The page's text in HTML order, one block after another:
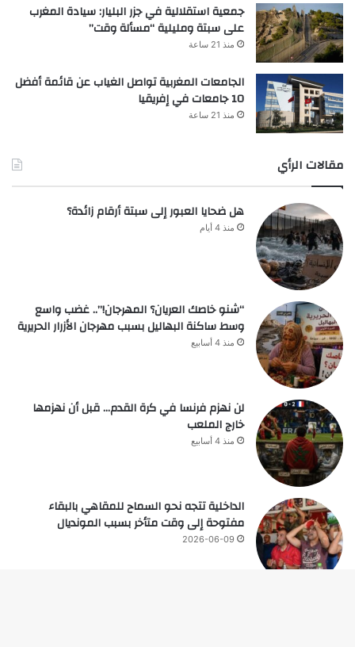
جمعية استقلالية في جزر البليار: سيادة المغرب
على سبتة ومليلية “مسألة وقت”
منذ 21 ساعة
الجامعات المغربية تواصل الغياب عن قائمة أفضل
10 جامعات في إفريقيا
منذ 21 ساعة
مقالات الرأي
هل ضحايا العبور إلى سبتة أرقام زائدة؟
منذ 4 أيام
“شنو خاصك العريان؟ المهرجان!”.. غضب واسع
وسط ساكنة البهاليل بسبب مهرجان الأزرار الحريرية
منذ 4 أسابيع
لن نهزم فرنسا في كرة القدم… قبل أن نهزمها
خارج الملعب
منذ 4 أسابيع
الداخلية تتجه نحو السماح للمقاهي بالبقاء
مفتوحة إلى وقت متأخر بسبب المونديال
2026-06-09